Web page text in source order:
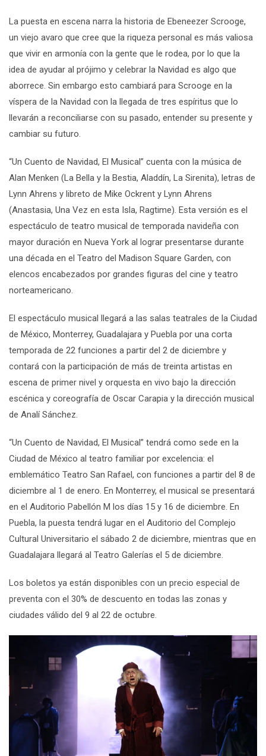
La puesta en escena narra la historia de Ebeneezer Scrooge,
un viejo avaro que cree que la riqueza personal es más valiosa
que vivir en armonía con la gente que le rodea, por lo que la
idea de ayudar al prójimo y celebrar la Navidad es algo que
aborrece. Sin embargo esto cambiará para Scrooge en la
víspera de la Navidad con la llegada de tres espíritus que lo
llevarán a reconciliarse con su pasado, entender su presente y
cambiar su futuro.
“Un Cuento de Navidad, El Musical” cuenta con la música de
Alan Menken (La Bella y la Bestia, Aladdín, La Sirenita), letras de
Lynn Ahrens y libreto de Mike Ockrent y Lynn Ahrens
(Anastasia, Una Vez en esta Isla, Ragtime). Esta versión es el
espectáculo de teatro musical de temporada navideña con
mayor duración en Nueva York al lograr presentarse durante
una década en el Teatro del Madison Square Garden, con
elencos encabezados por grandes figuras del cine y teatro
norteamericano.
El espectáculo musical llegará a las salas teatrales de la Ciudad
de México, Monterrey, Guadalajara y Puebla por una corta
temporada de 22 funciones a partir del 2 de diciembre y
contará con la participación de más de treinta artistas en
escena de primer nivel y orquesta en vivo bajo la dirección
escénica y coreografía de Oscar Carapia y la dirección musical
de Analí Sánchez.
“Un Cuento de Navidad, El Musical” tendrá como sede en la
Ciudad de México al teatro familiar por excelencia: el
emblemático Teatro San Rafael, con funciones a partir del 8 de
diciembre al 1 de enero. En Monterrey, el musical se presentará
en el Auditorio Pabellón M los días 15 y 16 de diciembre. En
Puebla, la puesta tendrá lugar en el Auditorio del Complejo
Cultural Universitario el sábado 2 de diciembre, mientras que en
Guadalajara llegará al Teatro Galerías el 5 de diciembre.
Los boletos ya están disponibles con un precio especial de
preventa con el 30% de descuento en todas las zonas y
ciudades válido del 9 al 22 de octubre.